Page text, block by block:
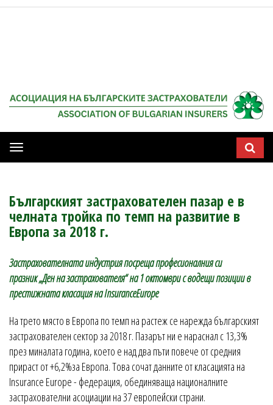
Мобилна
навигация
Българският застрахователен пазар е в
челната тройка по темп на развитие в
Европа за 2018 г.
Застрахователната индустрия посреща професионалния си
празник„Ден на застрахователя“ на 1 октомври с водещи позиции в
престижната класация наInsuranceEurope
На трето място в Европа по темп на растеж се нарежда българският
застрахователен сектор за 2018 г. Пазарът ни е нараснал с 13,3%
през миналата година, което е над два пъти повече от средния
прираст от +6,2%за Европа. Това сочат данните от класацията на
Insurance Europe - федерация, обединяваща националните
застрахователни асоциации на 37 европейски страни.